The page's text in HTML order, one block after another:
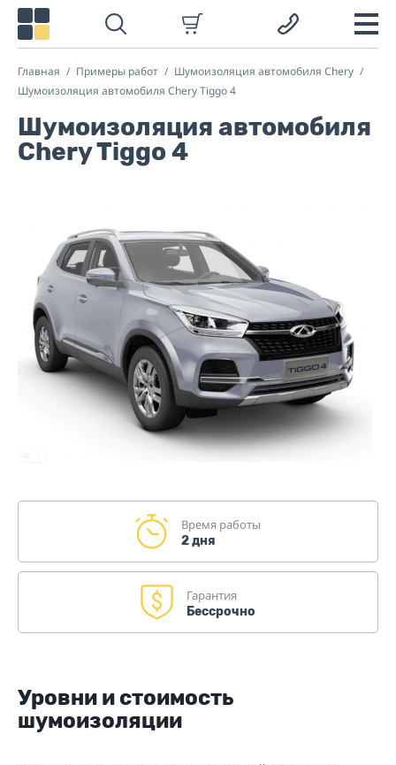
Главная Примеры работ
Шумоизоляция автомобиля Chery
Шумоизоляция автомобиля Chery Tiggo 4
Шумоизоляция автомобиля
Chery Tiggo 4
Время работы
2 дня
Гарантия
Бессрочно
Уровни и стоимость
шумоизоляции